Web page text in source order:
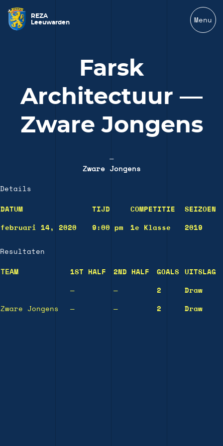
REZA
Leeuwarden
Menu
Farsk
Architectuur —
Zware Jongens
—
Zware Jongens
Details
DATUM TIJD COMPETITIE SEIZOEN
februari 14, 2020 9:00 pm 1e Klasse 2019
Resultaten
TEAM 1ST HALF 2ND HALF GOALS UITSLAG
— — 2 Draw
Zware Jongens — — 2 Draw